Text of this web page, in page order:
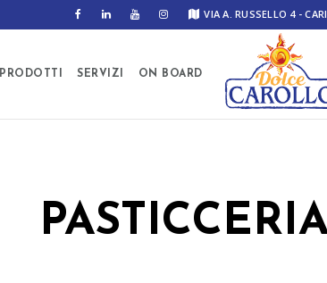
VIA A. RUSSELLO 4 -
PRODOTTI SERVIZI ON BOARD